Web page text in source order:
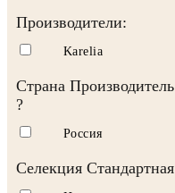
Производители:
Karelia
Страна Производитель
?
Россия
Селекция Стандартная